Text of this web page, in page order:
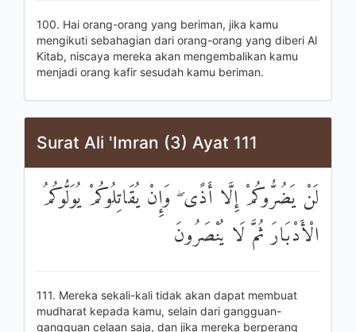
100. Hai orang-orang yang beriman, jika kamu
mengikuti sebahagian dari orang-orang yang diberi Al
Kitab, niscaya mereka akan mengembalikan kamu
menjadi orang kafir sesudah kamu beriman.
Surat Ali 'Imran (3) Ayat 111
لَنْ يَضُرُّوكُمْ إِلَّا أَذًى ۖ وَإِنْ يُقَاتِلُوكُمْ يُوَلُّوكُمُ
الْأَدْبَارَ ثُمَّ لَا يُنْصَرُونَ
111. Mereka sekali-kali tidak akan dapat membuat
mudharat kepada kamu, selain dari gangguan-
gangguan celaan saja, dan jika mereka berperang